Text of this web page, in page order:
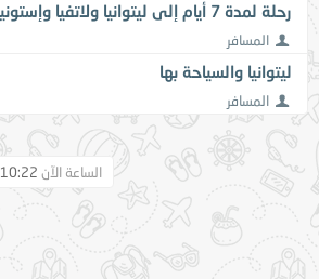
رحلة لمدة 7 أيام إلى ليتوانيا ولاتفيا وإستونيا هذا الصيف
المسافر
ليتوانيا والسياحة بها
المسافر
الساعة الآن 10:22 PM